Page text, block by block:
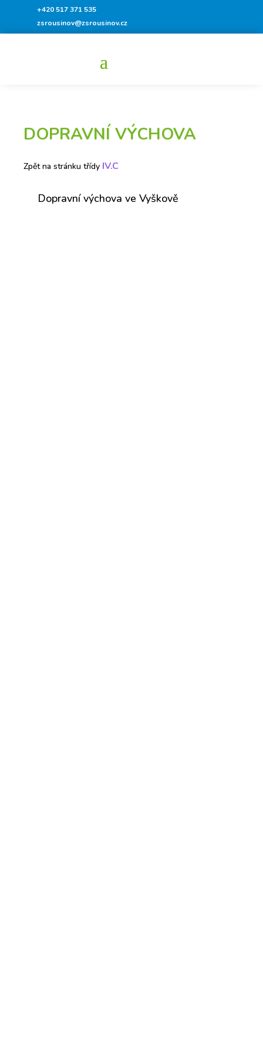
+420 517 371 535
zsrousinov@zsrousinov.cz
DOPRAVNÍ VÝCHOVA
Zpět na stránku třídy IV.C
Dopravní výchova ve Vyškově